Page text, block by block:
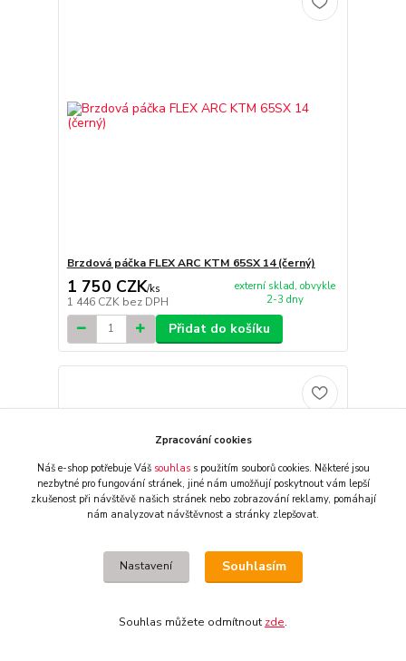
Brzdová páčka FLEX ARC KTM 65SX 14 (černý)
1 750 CZK/ks
1 446 CZK bez DPH
externí sklad, obvykle
2-3 dny
Přidat do košíku
Zpracování cookies
Náš e-shop potřebuje Váš souhlass použitím souborů cookies. Některé jsou
nezbytné pro fungování stránek, jiné nám umožňují poskytnout vám lepší
zkušenost při návštěvě našich stránek nebo zobrazování reklamy, pomáhají
nám analyzovat návštěvnost a stránky zlepšovat.
Nastavení Souhlasím
Souhlas můžete odmítnout zde.